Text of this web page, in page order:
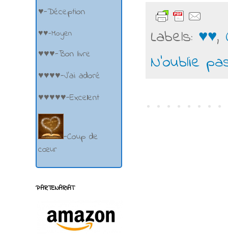
Labels: ♥♥,
N'oublie
♥-Déception
♥♥-Moyen
♥♥♥-Bon livre
♥♥♥♥-J'ai adoré
♥♥♥♥♥-Excellent
-Coup de
cœur
PARTENARIAT